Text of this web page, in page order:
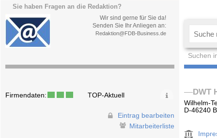
Sie haben Fragen an die Redaktion?
Wir sind gerne für Sie da!
Senden Sie Ihr Anliegen an:
Redaktion@FDB-Business.de
Suchen
Firmendaten: TOP-Aktuell
Eintrag bearbeiten
Mitarbeiterliste
DWT
Wilhelm-
D-46240